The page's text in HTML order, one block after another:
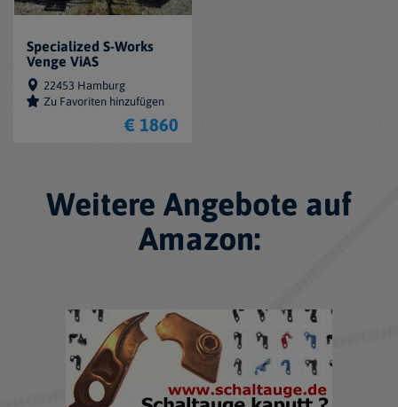
Specialized S-Works
Venge ViAS
22453 Hamburg
Zu Favoriten hinzufügen
€ 1860
Weitere Angebote auf
Amazon: